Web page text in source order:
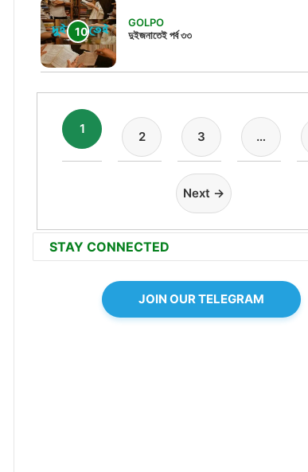
GOLPO
দুইজনাতেই পর্ব ৩৩
1
2 3 …
Next →
STAY CONNECTED
JOIN OUR TELEGRAM